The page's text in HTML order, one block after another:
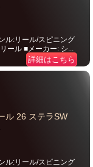
ル:リール/スピニング
ール ■メーカー: シ...
詳細はこちら
ル 26 ステラSW
ル:リール/スピニング